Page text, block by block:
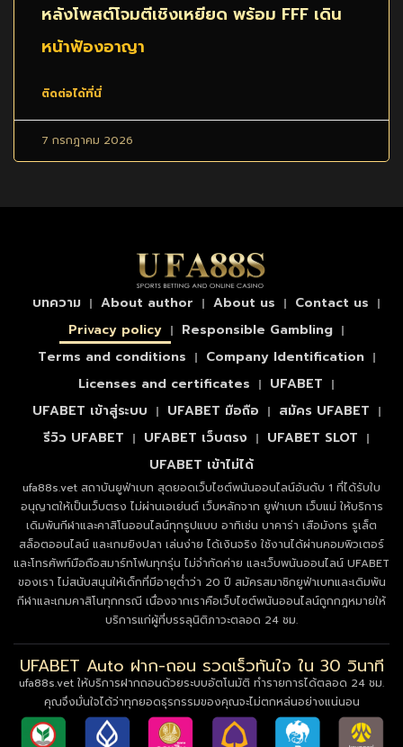
หลังโพสต์โจมตีเชิงเหยียด พร้อม FFF เดิน
หน้าฟ้องอาญา
ติดต่อได้ที่นี่
7 กรกฎาคม 2026
บทความ About author About us
Contact us
Privacy policy
Responsible Gambling
Terms and conditions
Company Identification
Licenses and certificates
UFABET
UFABET เข้าสู่ระบบ
UFABET มือถือ
สมัคร UFABET
รีวิว UFABET
UFABET เว็บตรง
UFABET SLOT
UFABET เข้าไม่ได้
ufa88s.vet สถาบันยูฟ่าเบท สุดยอดเว็บไซต์พนันออนไลน์อันดับ 1 ที่ได้รับใบ
อนุญาตให้เป็นเว็บตรง ไม่ผ่านเอเย่นต์ เว็บหลักจาก ยูฟ่าเบท เว็บแม่ ให้บริการ
เดิมพันกีฬาและคาสิโนออนไลน์ทุกรูปแบบ อาทิเช่น บาคาร่า เสือมังกร รูเล็ต
สล็อตออนไลน์ และเกมยิงปลา เล่นง่าย ได้เงินจริง ใช้งานได้ผ่านคอมพิวเตอร์
และโทรศัพท์มือถือสมาร์ทโฟนทุกรุ่น ไม่จำกัดค่าย และเว็บพนันออนไลน์ UFABET
ของเรา ไม่สนับสนุนให้เด็กที่มีอายุต่ำว่า 20 ปี สมัครสมาชิกยูฟ่าเบทและเดิมพัน
กีฬาและเกมคาสิโนทุกกรณี เนื่องจากเราคือเว็บไซต์พนันออนไลน์ถูกกฎหมายให้
บริการแก่ผู้ที่บรรลุนิติภาวะตลอด 24 ชม.
UFABET Auto ฝาก-ถอน รวดเร็วทันใจ ใน 30 วินาที
ufa88s.vet ให้บริการฝากถอนด้วยระบบอัตโนมัติ ทำรายการได้ตลอด 24 ชม.
คุณจึงมั่นใจได้ว่าทุกยอดธุรกรรมของคุณจะไม่ตกหล่นอย่างแน่นอน